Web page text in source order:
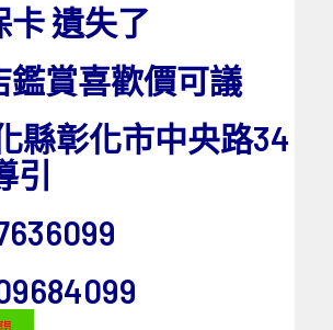
卡 遺失了
鑑賞喜歡價可議
縣彰化市中央路34
引